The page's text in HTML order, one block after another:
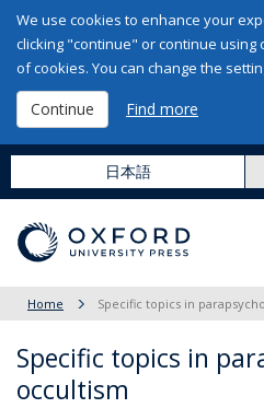
We use cookies to enhance your
clicking "continue" or continue using
of cookies. You can change the
Continue Find more
日本語
Home Specific topics in
Specific topics in
occultism